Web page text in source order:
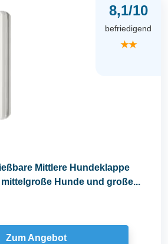
8,1/10
befriedigend
★★
Mittlere Hundeklappe
Hunde und große...
Zum Angebot